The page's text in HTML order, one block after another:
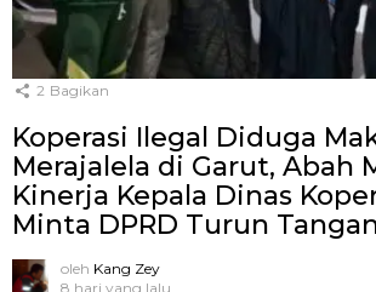
2 Bagikan
Koperasi Ilegal Diduga
Merajalela di Garut, Abah
Kinerja Kepala Dinas
Minta DPRD Turun
oleh Kang Zey
8 hari yang lalu